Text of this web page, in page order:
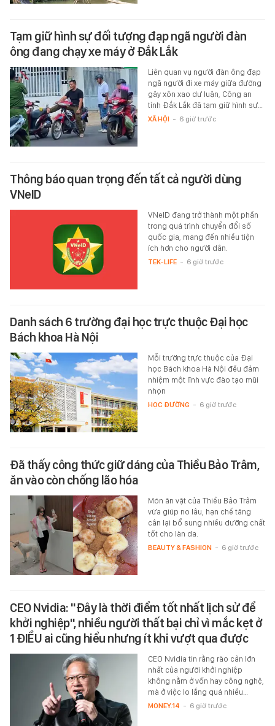
Tạm giữ hình sự đối tượng đạp ngã người đàn
ông đang chạy xe máy ở Đắk Lắk
Liên quan vụ người đàn ông đạp
ngã người đi xe máy giữa đường
gây xôn xao dư luận, Công an
tỉnh Đắk Lắk đã tạm giữ hình sự…
XÃ HỘI - 6 giờ trước
Thông báo quan trọng đến tất cả người dùng
VNeID
VNeID đang trở thành một phần
trong quá trình chuyển đổi số
quốc gia, mang đến nhiều tiện
ích hơn cho người dân.
TEK-LIFE - 6 giờ trước
Danh sách 6 trường đại học trực thuộc Đại học
Bách khoa Hà Nội
Mỗi trường trực thuộc của Đại
học Bách khoa Hà Nội đều đảm
nhiệm một lĩnh vực đào tạo mũi
nhọn
HỌC ĐƯỜNG - 6 giờ trước
Đã thấy công thức giữ dáng của Thiều Bảo Trâm,
ăn vào còn chống lão hóa
Món ăn vặt của Thiều Bảo Trâm
vừa giúp no lâu, hạn chế tăng
cân lại bổ sung nhiều dưỡng chất
tốt cho làn da.
BEAUTY & FASHION - 6 giờ trước
CEO Nvidia: "Đây là thời điểm tốt nhất lịch sử để
khởi nghiệp", nhiều người thất bại chỉ vì mắc kẹt ở
1 ĐIỀU ai cũng hiểu nhưng ít khi vượt qua được
CEO Nvidia tin rằng rào cản lớn
nhất của người khởi nghiệp
không nằm ở vốn hay công nghệ,
mà ở việc lo lắng quá nhiều…
MONEY.14 - 6 giờ trước